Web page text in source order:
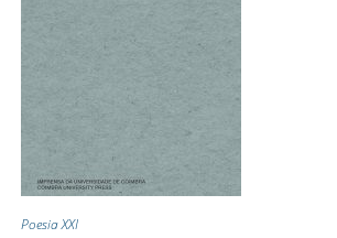
Poesia XXI